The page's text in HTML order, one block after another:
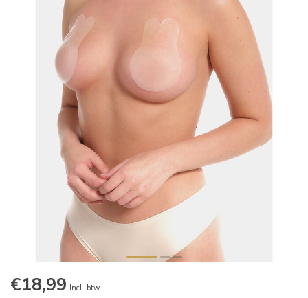
€18,99 Incl. btw